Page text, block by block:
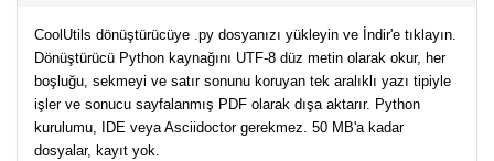
CoolUtils dönüştürücüye .py dosyanızı yükleyin ve İndir'e tıklayın.
Dönüştürücü Python kaynağını UTF-8 düz metin olarak okur, her
boşluğu, sekmeyi ve satır sonunu koruyan tek aralıklı yazı tipiyle
işler ve sonucu sayfalanmış PDF olarak dışa aktarır. Python
kurulumu, IDE veya Asciidoctor gerekmez. 50 MB'a kadar
dosyalar, kayıt yok.